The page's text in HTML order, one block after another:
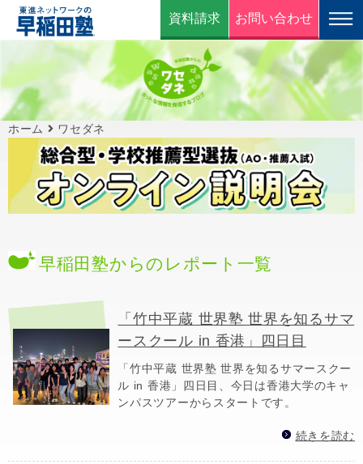
資料請求 お問い合わせ
ホーム ワセダネ
早稲田塾からのレポート一覧
「竹中平蔵 世界塾 世界を知るサマ
ースクール in 香港」四日目
「竹中平蔵 世界塾 世界を知るサマースクー
ル in 香港」四日目、今日は香港大学のキャ
ンパスツアーからスタートです。
続きを読む